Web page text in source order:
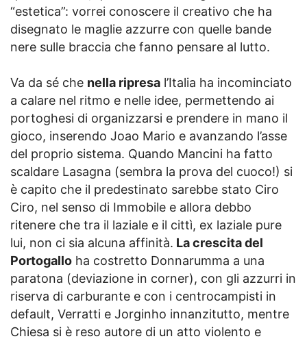
“estetica”: vorrei conoscere il creativo che ha
disegnato le maglie azzurre con quelle bande
nere sulle braccia che fanno pensare al lutto.
Va da sé che nella ripresa l’Italia ha incominciato
a calare nel ritmo e nelle idee, permettendo ai
portoghesi di organizzarsi e prendere in mano il
gioco, inserendo Joao Mario e avanzando l’asse
del proprio sistema. Quando Mancini ha fatto
scaldare Lasagna (sembra la prova del cuoco!) si
è capito che il predestinato sarebbe stato Ciro
Ciro, nel senso di Immobile e allora debbo
ritenere che tra il laziale e il cittì, ex laziale pure
lui, non ci sia alcuna affinità. La crescita del
Portogallo ha costretto Donnarumma a una
paratona (deviazione in corner), con gli azzurri in
riserva di carburante e con i centrocampisti in
default, Verratti e Jorginho innanzitutto, mentre
Chiesa si è reso autore di un atto violento e